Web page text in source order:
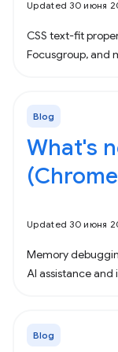
Updated 30 июня
CSS text-fit
Focusgroup, and
Blog
What's
Updated 30 июня
Memory
AI assistance
Blog